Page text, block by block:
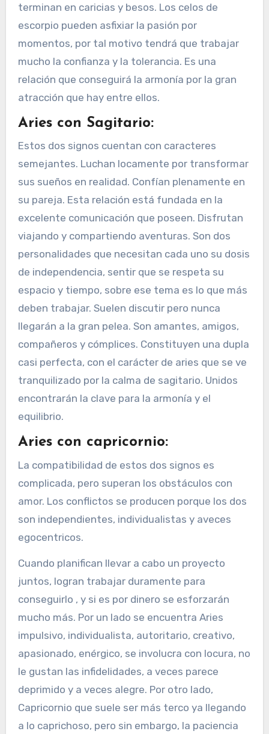
terminan en caricias y besos. Los celos de
escorpio pueden asfixiar la pasión por
momentos, por tal motivo tendrá que trabajar
mucho la confianza y la tolerancia. Es una
relación que conseguirá la armonía por la gran
atracción que hay entre ellos.
Aries con Sagitario:
Estos dos signos cuentan con caracteres
semejantes. Luchan locamente por transformar
sus sueños en realidad. Confían plenamente en
su pareja. Esta relación está fundada en la
excelente comunicación que poseen. Disfrutan
viajando y compartiendo aventuras. Son dos
personalidades que necesitan cada uno su dosis
de independencia, sentir que se respeta su
espacio y tiempo, sobre ese tema es lo que más
deben trabajar. Suelen discutir pero nunca
llegarán a la gran pelea. Son amantes, amigos,
compañeros y cómplices. Constituyen una dupla
casi perfecta, con el carácter de aries que se ve
tranquilizado por la calma de sagitario. Unidos
encontrarán la clave para la armonía y el
equilibrio.
Aries con capricornio:
La compatibilidad de estos dos signos es
complicada, pero superan los obstáculos con
amor. Los conflictos se producen porque los dos
son independientes, individualistas y aveces
egocentricos.
Cuando planifican llevar a cabo un proyecto
juntos, logran trabajar duramente para
conseguirlo , y si es por dinero se esforzarán
mucho más. Por un lado se encuentra Aries
impulsivo, individualista, autoritario, creativo,
apasionado, enérgico, se involucra con locura, no
le gustan las infidelidades, a veces parece
deprimido y a veces alegre. Por otro lado,
Capricornio que suele ser más terco ya llegando
a lo caprichoso, pero sin embargo, la paciencia